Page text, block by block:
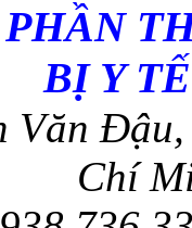
PHẦN
BỊ Y
Văn
Chí